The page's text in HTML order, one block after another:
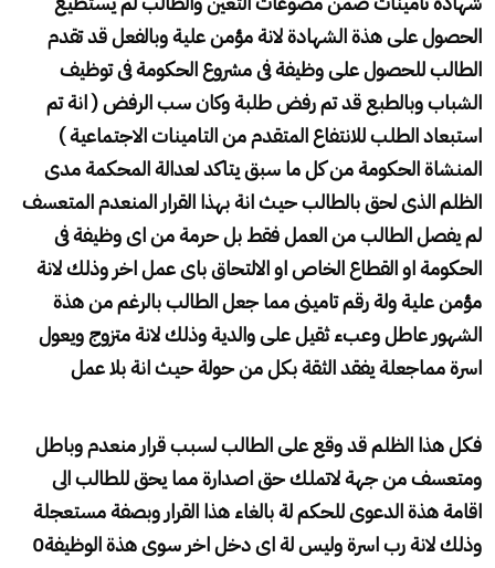
الحصول على هذة الشهادة لانة مؤمن علية وبالفعل قد تقدم
الطالب للحصول على وظيفة فى مشروع الحكومة فى توظيف
الشباب وبالطبع قد تم رفض طلبة وكان سب الرفض ( انة تم
استبعاد الطلب للانتفاع المتقدم من التامينات الاجتماعية )
المنشاة الحكومة من كل ما سبق يتاكد لعدالة المحكمة مدى
الظلم الذى لحق بالطالب حيث انة بهذا القرار المنعدم المتعسف
لم يفصل الطالب من العمل فقط بل حرمة من اى وظيفة فى
الحكومة او القطاع الخاص او الالتحاق باى عمل اخر وذلك لانة
مؤمن علية ولة رقم تامينى مما جعل الطالب بالرغم من هذة
الشهور عاطل وعبء ثقيل على والدية وذلك لانة متزوج ويعول
اسرة مماجعلة يفقد الثقة بكل من حولة حيث انة بلا عمل
فكل هذا الظلم قد وقع على الطالب لسبب قرار منعدم وباطل
ومتعسف من جهة لاتملك حق اصدارة مما يحق للطالب الى
اقامة هذة الدعوى للحكم لة بالغاء هذا القرار وبصفة مستعجلة
وذلك لانة رب اسرة وليس لة اى دخل اخر سوى هذة الوظيفة0